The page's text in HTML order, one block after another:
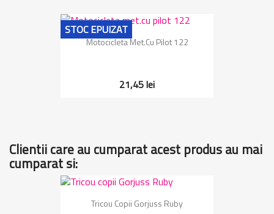
Motocicleta Met.cu Pilot 122
21,45 lei
STOC EPUIZAT
Clientii care au cumparat acest produs au mai
cumparat si:
Tricou Copii Gorjuss Ruby